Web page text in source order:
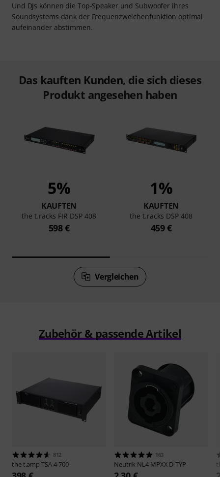
Und DJs können die Top-Speaker und Subwoofer ihres
Soundsystems dank der Frequenzweichenfunktion optimal
aufeinander abstimmen.
Das kauften Kunden, die sich dieses
Produkt angesehen haben
5%
KAUFTEN
the t.racks FIR DSP 408
598 €
1%
KAUFTEN
the t.racks DSP 408
459 €
Vergleichen
Zubehör & passende Artikel
812
the t.amp TSA 4-700
163
Neutrik NL4 MPXX D-TYP